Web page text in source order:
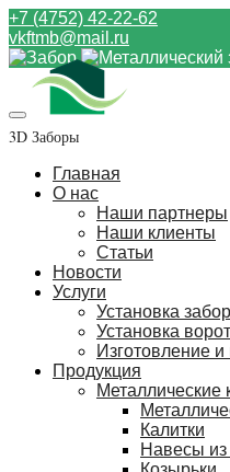
+7 (4752) 42-22-62
vkftmb@mail.ru
3D Заборы
Главная
О нас
Наши партнеры
Наши клиенты
Статьи
Новости
Услуги
Установка
Установка
Изготовление
Продукция
Металлические
Калитки
Навесы из